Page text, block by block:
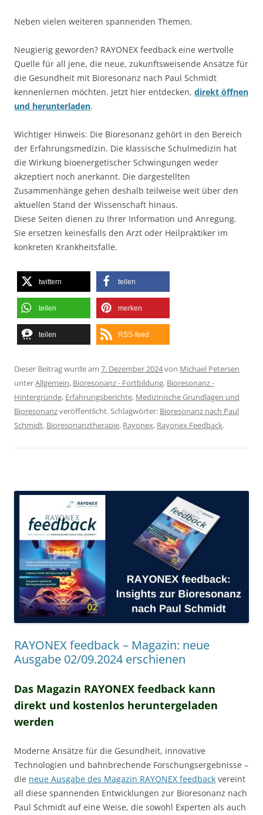
Neben vielen weiteren spannenden Themen.
Neugierig geworden? RAYONEX feedback eine wertvolle
Quelle für all jene, die neue, zukunftsweisende Ansätze für
die Gesundheit mit Bioresonanz nach Paul Schmidt
kennenlernen möchten. Jetzt hier entdecken, direkt öffnen
und herunterladen.
Wichtiger Hinweis: Die Bioresonanz gehört in den Bereich
der Erfahrungsmedizin. Die klassische Schulmedizin hat
die Wirkung bioenergetischer Schwingungen weder
akzeptiert noch anerkannt. Die dargestellten
Zusammenhänge gehen deshalb teilweise weit über den
aktuellen Stand der Wissenschaft hinaus.
Diese Seiten dienen zu Ihrer Information und Anregung.
Sie ersetzen keinesfalls den Arzt oder Heilpraktiker im
konkreten Krankheitsfalle.
twittern teilen
teilen merken
teilen RSS-feed
Dieser Beitrag wurde am 7. Dezember 2024von Michael Petersen
unterAllgemein, Bioresonanz - Fortbildung, Bioresonanz -
Hintergründe, Erfahrungsberichte, Medizinische Grundlagen und
Bioresonanzveröffentlicht. Schlagwörter: Bioresonanz nach Paul
Schmidt, Bioresonanztherapie, Rayonex, Rayonex Feedback.
RAYONEX feedback – Magazin: neue
Ausgabe 02/09.2024 erschienen
Das Magazin RAYONEX feedback kann
direkt und kostenlos heruntergeladen
werden
Moderne Ansätze für die Gesundheit, innovative
Technologien und bahnbrechende Forschungsergebnisse –
die neue Ausgabe des Magazin RAYONEX feedback vereint
all diese spannenden Entwicklungen zur Bioresonanz nach
Paul Schmidt auf eine Weise, die sowohl Experten als auch